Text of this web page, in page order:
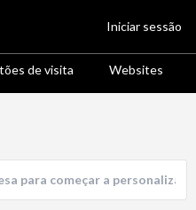
de visita Websites
Iniciar sessão